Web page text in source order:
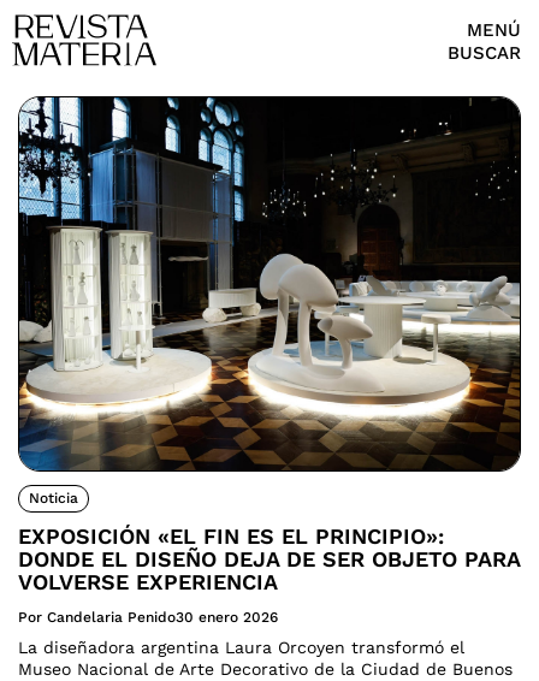
MENÚ
BUSCAR
Noticia
EXPOSICIÓN «EL FIN ES EL PRINCIPIO»:
DONDE EL DISEÑO DEJA DE SER OBJETO PARA
VOLVERSE EXPERIENCIA
Por Candelaria Penido30 enero 2026
La diseñadora argentina Laura Orcoyen transformó el
Museo Nacional de Arte Decorativo de la Ciudad de Buenos